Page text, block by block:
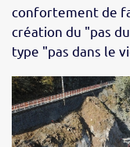
confortement de
création du "pas
type "pas dans le